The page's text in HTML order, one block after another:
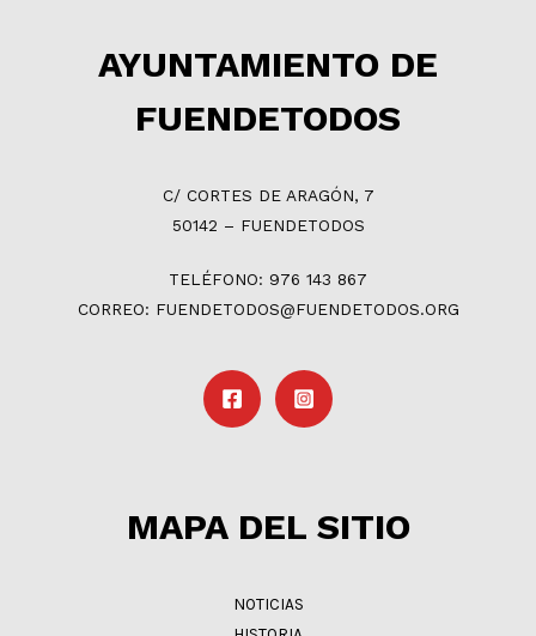
AYUNTAMIENTO DE
FUENDETODOS
C/ CORTES DE ARAGÓN, 7
50142 – FUENDETODOS
TELÉFONO: 976 143 867
CORREO: FUENDETODOS@FUENDETODOS.ORG
MAPA DEL SITIO
NOTICIAS